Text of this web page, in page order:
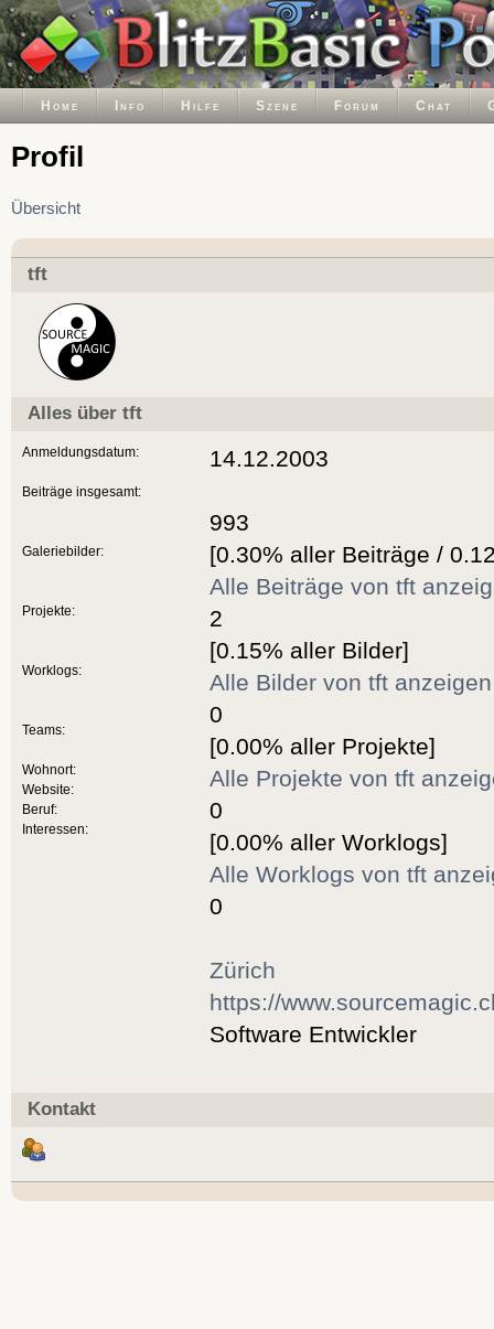
Home Info Hilfe Szene Forum Chat
Profil
Übersicht
tft
Alles über tft
Anmeldungsdatum:
Beiträge insgesamt:
Galeriebilder:
Projekte:
Worklogs:
Teams:
Wohnort:
Website:
Beruf:
Interessen:
14.12.2003
993
[0.30% aller Beiträge /
Alle Beiträge von tft
2
[0.15% aller Bilder]
Alle Bilder von tft anzeigen
0
[0.00% aller Projekte]
Alle Projekte von tft
0
[0.00% aller Worklogs]
Alle Worklogs von tft
0
Zürich
https://
Software Entwickler
Kontakt